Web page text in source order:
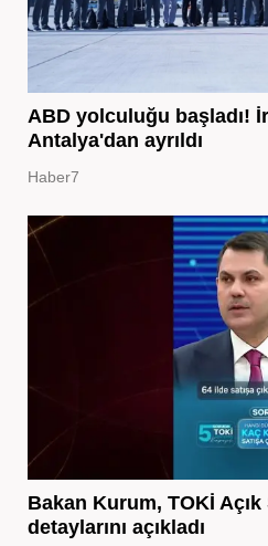
ABD yolculuğu başladı!
Antalya'dan ayrıldı
Haber7
Bakan Kurum, TOKİ Açık
detaylarını açıkladı